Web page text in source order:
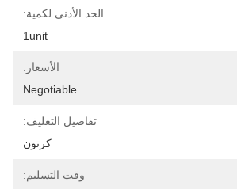
الحد الأدنى لكمية:
1unit
الأسعار:
Negotiable
تفاصيل التغليف:
كرتون
وقت التسليم: